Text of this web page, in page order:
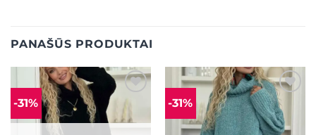
PANAŠŪS PRODUKTAI
-31% Mėgstamiausias -31% Mėgstamiausias